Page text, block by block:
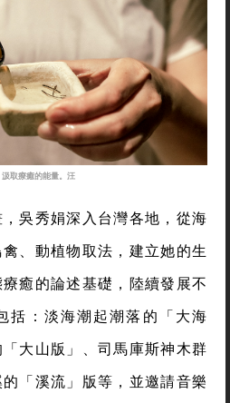
取療癒的能量。汪
吳秀娟深入台灣各地，從海
、動植物取法，建立她的生
癒的論述基礎，陸續發展不
括：淡海潮起潮落的「大海
大山版」、司馬庫斯神木群
「溪流」版等，並邀請音樂